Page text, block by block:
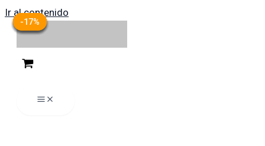
Ir al contenido
-27%
-27%
-13%
-13%
-17%
-17%